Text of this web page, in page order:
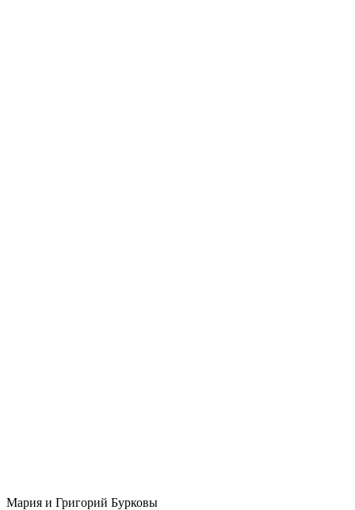
Мария и Григорий Бурковы